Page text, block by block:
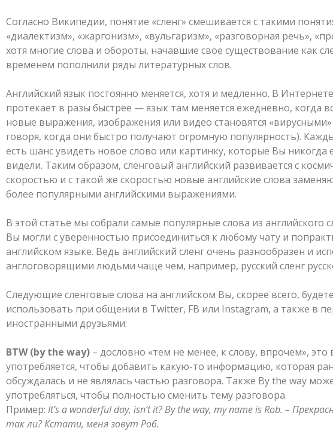
Согласно Википедии, понятие «сленг» смешивается с такими
«диалектизм», «жаргонизм», «вульгаризм», «разговорная речь»,
хотя многие слова и обороты, начавшие свое существование как
временем пополнили ряды литературных слов.
Английский язык постоянно меняется, хотя и медленно. В
протекает в разы быстрее — язык там меняется ежедневно, когда
новые выражения, изображения или видео становятся
говоря, когда они быстро получают огромную популярность).
есть шанс увидеть новое слово или картинку, которые Вы никогда
видели. Таким образом, сленговый английский развивается с
скоростью и с такой же скоростью новые английские слова
более популярными английскими выражениями.
В этой статье мы собрали самые популярные слова из английского
Вы могли с уверенностью присоединиться к любому чату и
английском языке. Ведь английский сленг очень разнообразен и
англоговорящими людьми чаще чем, например, русский сленг
Следующие сленговые слова на английском Вы, скорее всего, будете
использовать при общении в Twitter, FB или Instagram, а также в
иностранными друзьями:
BTW(by the way) – дословно «тем не менее, к слову, впрочем»,
употребляется, чтобы добавить какую-то информацию, которая
обсуждалась и не являлась частью разговора. Также By the way
употребляться, чтобы полностью сменить тему разговора.
Пример: It’s a wonderful day, isn’t it? By the way, my name is Rob. –
такли?Кстати, меня зовут Роб.